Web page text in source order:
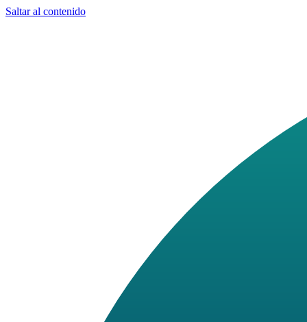
Saltar al contenido